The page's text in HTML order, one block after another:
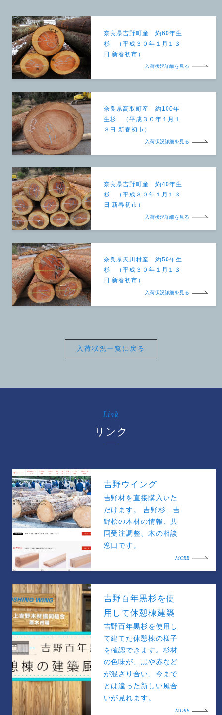
奈良県吉野町産 約60年生
杉 （平成３０年１月１３
日 新春初市）
入荷状況詳細を見る
奈良県高取町産 約100年
生杉 （平成３０年１月１
３日 新春初市）
入荷状況詳細を見る
奈良県吉野町産 約40年生
杉 （平成３０年１月１３
日 新春初市）
入荷状況詳細を見る
奈良県天川村産 約50年生
杉 （平成３０年１月１３
日 新春初市）
入荷状況詳細を見る
入荷状況一覧に戻る
Link
リンク
吉野ウイング
吉野材を直接購入いた
だけます。 吉野杉、吉
野桧の木材の情報、共
同受注調整、木の相談
窓口です。
MORE
吉野百年黒杉を使
用して休憩棟建築
吉野百年黒杉を使用し
て建てた休憩棟の様子
を確認できます。杉材
の色味が、黒や赤など
が混ざり合い、今まで
とは違った新しい風合
いが見れます。
MORE